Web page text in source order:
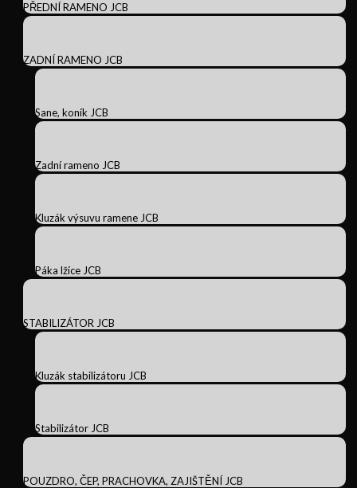
PŘEDNÍ RAMENO JCB
ZADNÍ RAMENO JCB
Sane, koník JCB
Zadní rameno JCB
Kluzák výsuvu ramene JCB
Páka lžíce JCB
STABILIZÁTOR JCB
Kluzák stabilizátoru JCB
Stabilizátor JCB
POUZDRO, ČEP, PRACHOVKA, ZAJIŠTĚNÍ JCB